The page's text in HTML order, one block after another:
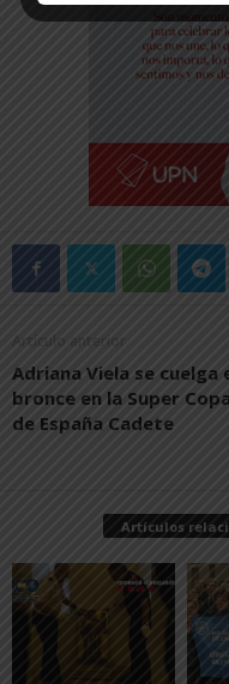
Artículo anterior
Adriana Viela se cuelga
bronce en la Super
de España Cadete
Artículos